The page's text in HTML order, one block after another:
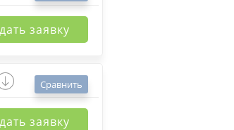
заявку
Сравнить
заявку